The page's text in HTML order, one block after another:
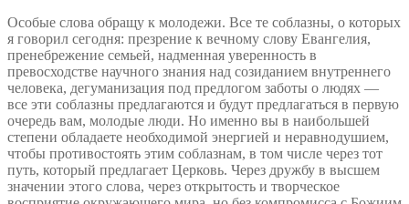
Особые слова обращу к молодежи. Все те соблазны, о которых
я говорил сегодня: презрение к вечному слову Евангелия,
пренебрежение семьей, надменная уверенность в
превосходстве научного знания над созиданием внутреннего
человека, дегуманизация под предлогом заботы о людях —
все эти соблазны предлагаются и будут предлагаться в первую
очередь вам, молодые люди. Но именно вы в наибольшей
степени обладаете необходимой энергией и неравнодушием,
чтобы противостоять этим соблазнам, в том числе через тот
путь, который предлагает Церковь. Через дружбу в высшем
значении этого слова, через открытость и творческое